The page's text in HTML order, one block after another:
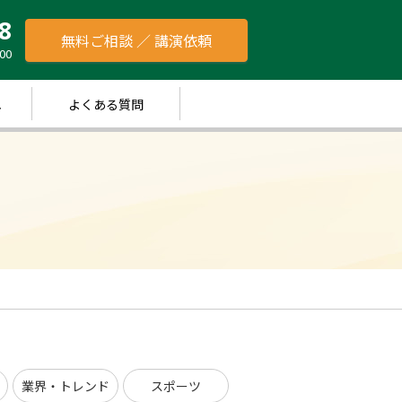
無料ご相談 ／ 講演依頼
よくある質問
業界・トレンド スポーツ